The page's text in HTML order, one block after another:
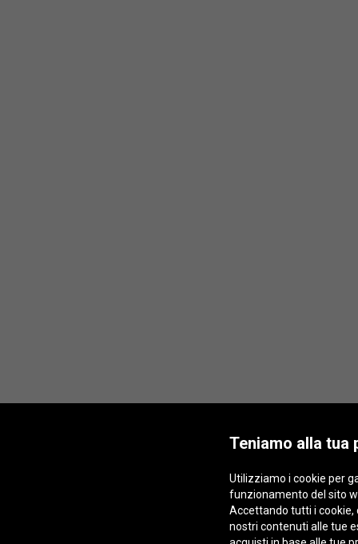
Teniamo alla tua
Utilizziamo i cookie per
funzionamento del sito
Accettando tutti i
nostri contenuti alle tue